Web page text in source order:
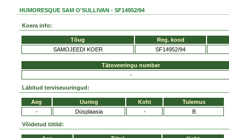
HUMORESQUE SAM O'SULLIVAN - SF14952/94
Koera info:
Tõug
Reg. kood
SAMOJEEDI KOER
SF14952/94
Tätoveeringu number
-
Läbitud terviseuuringud:
Aeg Uuring Koht
Tulemus
-
Düsplaasia - B
Võidetud tiitlid: